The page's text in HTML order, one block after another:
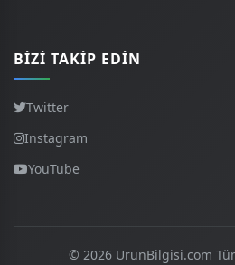
BIZI TAKIP EDIN
Twitter
Instagram
YouTube
© 2026 UrunBilgisi.com